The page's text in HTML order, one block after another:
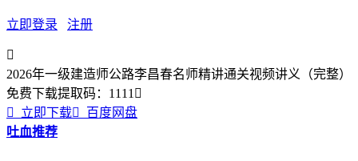
立即登录 注册

2026年一级建造师公路李昌春名师精讲通关视频讲义（完整）
免费下载提取码： 1111 

立即下载
百度网盘
吐血推荐